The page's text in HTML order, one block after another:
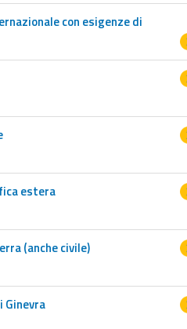
con esigenze di
estera
(anche civile)
Ginevra